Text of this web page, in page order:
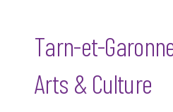
Tarn-et-
Arts & Culture